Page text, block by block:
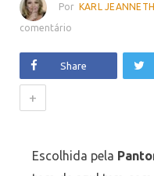
Por KARL JEANNETH
comentário
Share
+
Escolhida pela